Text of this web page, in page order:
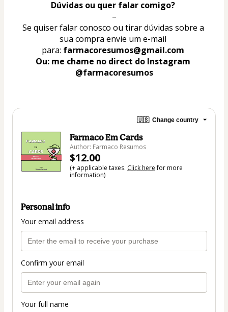
Dúvidas ou quer falar comigo?
–
Se quiser falar conosco ou tirar dúvidas sobre a
sua compra envie um e-mail
para: farmacoresumos@gmail.com
Ou: me chame no direct do Instagram
@farmacoresumos
🇺🇸 Change country
Farmaco Em Cards
Author: Farmaco Resumos
$12.00
(+ applicable taxes. Click herefor more
information)
Personal info
Your email address
Confirm your email
Your full name